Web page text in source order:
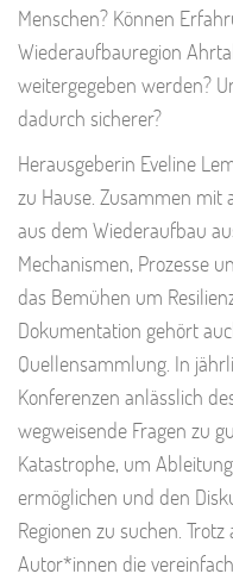
Menschen? Können
Wiederaufbauregion
weitergegeben werden?
dadurch sicherer?
Herausgeberin Eveline
zu Hause. Zusammen
aus dem Wiederaufbau
Mechanismen, Prozesse
das Bemühen um
Dokumentation gehört
Quellensammlung. In
Konferenzen anlässlich
wegweisende Fragen zu
Katastrophe, um
ermöglichen und den
Regionen zu suchen.
Autor*innen die